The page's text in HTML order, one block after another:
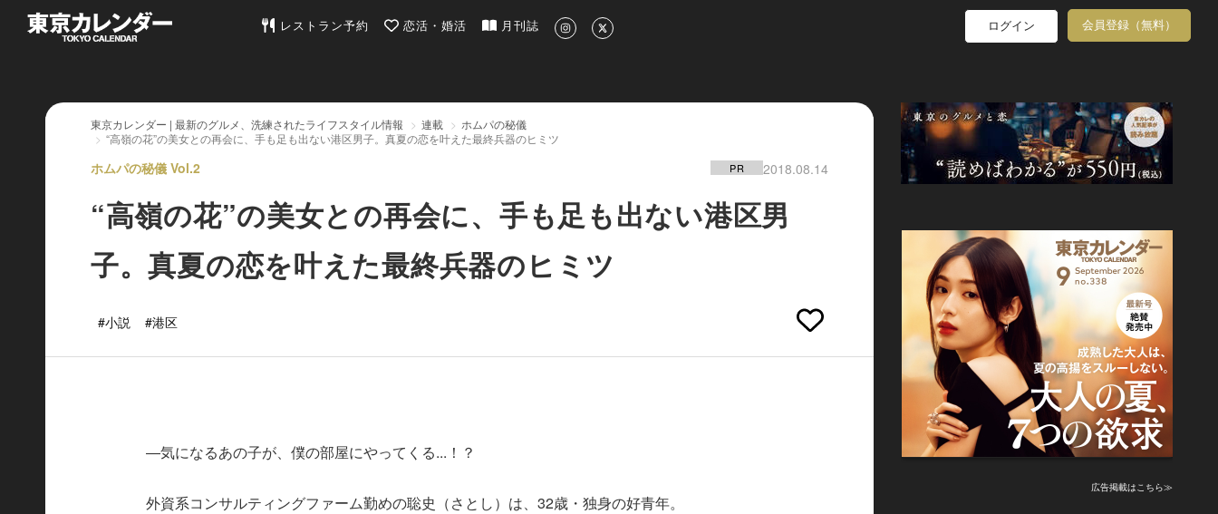
東京カレンダー | 最新のグルメ、洗練されたライフスタイル情報
レストラン予約 恋活・婚活 月刊誌 ログイン 会員登録（無料）
東京カレンダー | 最新のグルメ、洗練されたライフスタイル情報 連載
ホムパの秘儀
“高嶺の花”の美女との再会に、手も足も出ない港区男子。真夏の恋を叶えた最終兵器のヒミツ
ホムパの秘儀 Vol.2 PR 2018.08.14
“高嶺の花”の美女との再会に、手も足も出ない港区男
子。真夏の恋を叶えた最終兵器のヒミツ
#小説 #港区
―気になるあの子が、僕の部屋にやってくる...！？
外資系コンサルティングファーム勤めの聡史（さとし）は、32歳・独身の好青年。
広告掲載はこちら≫